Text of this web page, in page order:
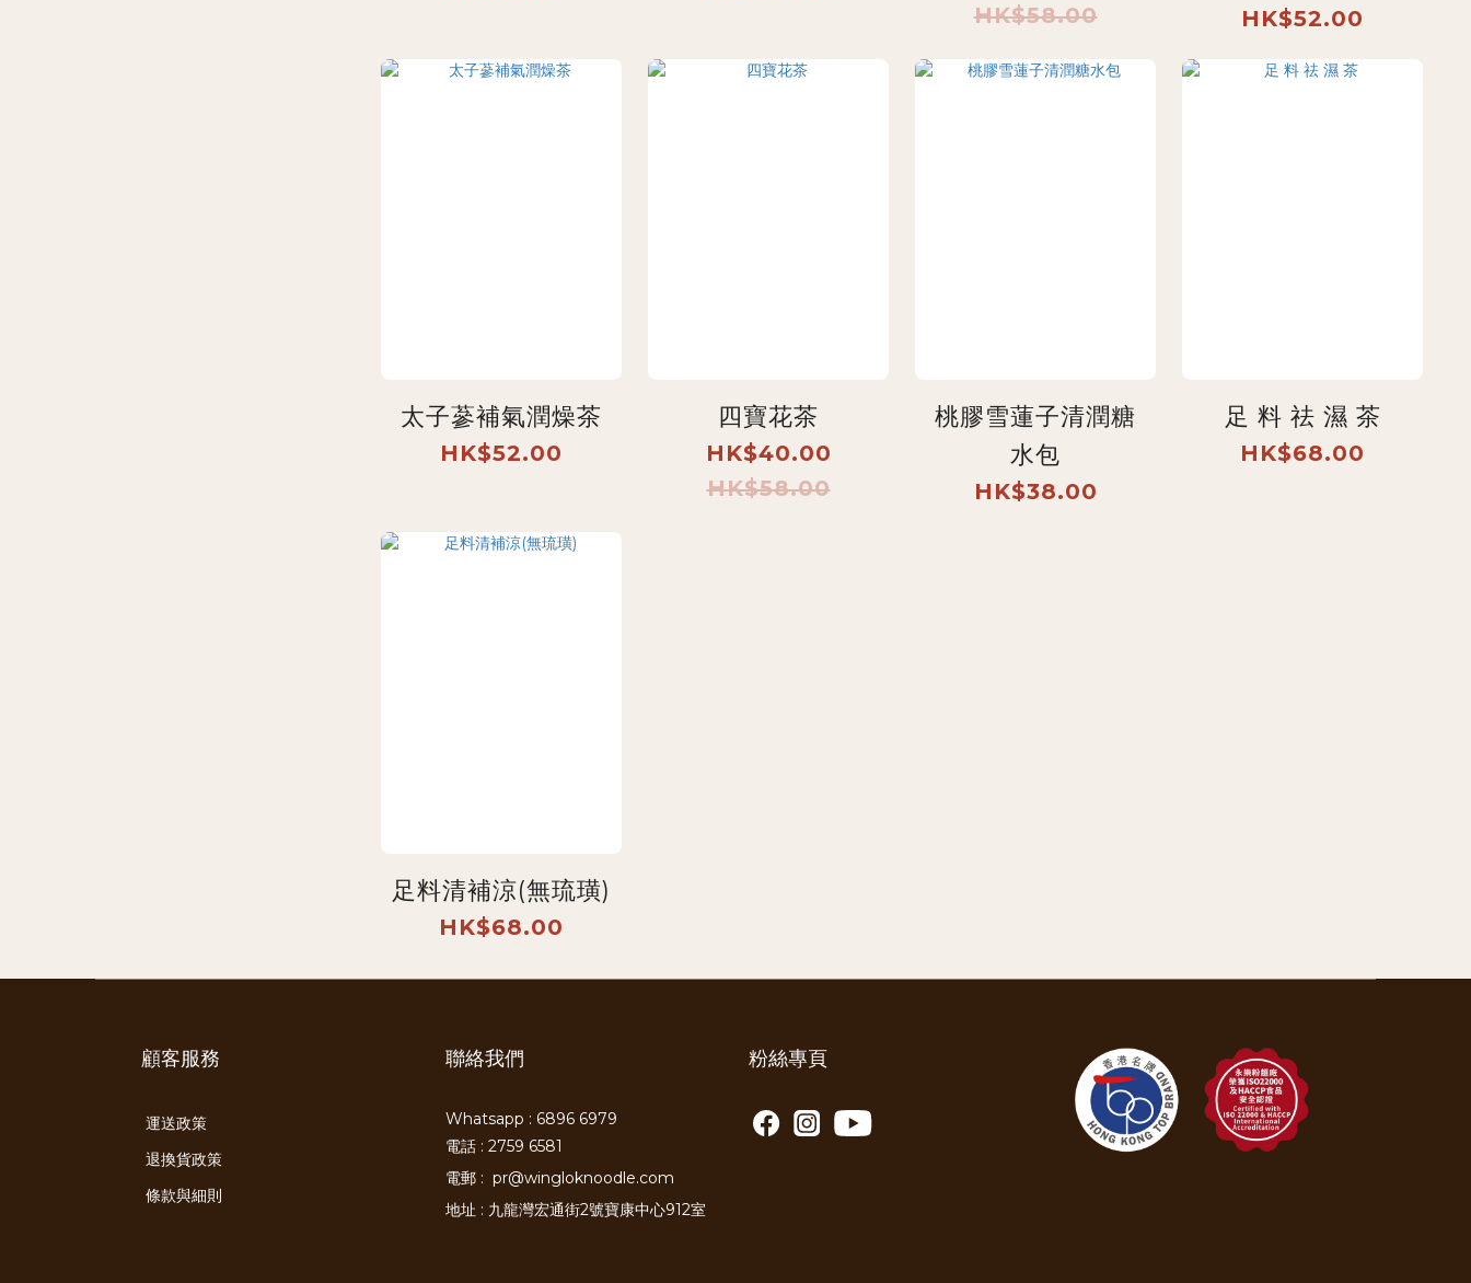
HK$58.00
HK$52.00
太子蔘補氣潤燥茶
HK$52.00
四寶花茶
HK$40.00
HK$58.00
桃膠雪蓮子清潤糖
水包
HK$38.00
足 料 祛 濕 茶
HK$68.00
足料清補涼(無琉璜)
HK$68.00
顧客服務
運送政策
退換貨政策
條款與細則
聯絡我們
Whatsapp : 6896 6979
電話 : 2759 6581
電郵 : pr@wingloknoodle.com
地址 : 九龍灣宏通街2號寶康中心912室
粉絲專頁